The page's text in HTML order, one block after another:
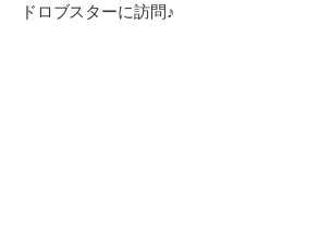
ドロブスターに訪問♪